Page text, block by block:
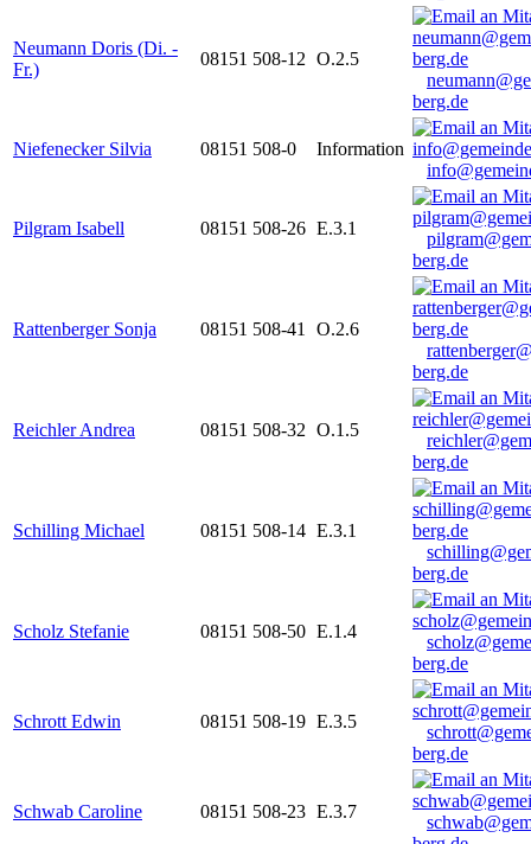
Neumann Doris (Di. -
Fr.)
08151 508-12 O.2.5
berg.de
Niefenecker Silvia 08151 508-0
Information
Pilgram Isabell 08151 508-26 E.3.1
berg.de
Rattenberger Sonja 08151 508-41
O.2.6
berg.de
Reichler Andrea 08151 508-32 O.1.5
berg.de
Schilling Michael 08151 508-14 E.3.1
berg.de
Scholz Stefanie 08151 508-50 E.1.4
berg.de
Schrott Edwin 08151 508-19 E.3.5
berg.de
Schwab Caroline 08151 508-23 E.3.7